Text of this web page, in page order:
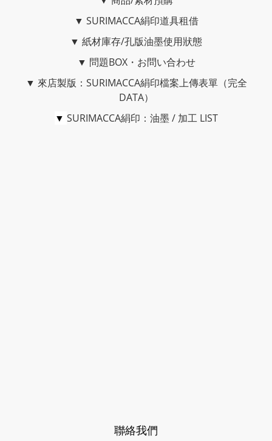
▼ SURIMACCA絹印道具租借
▼ 紙材庫存/孔版油墨使用狀態
▼ 問題BOX・お問い合わせ
▼ 來店製版：SURIMACCA絹印檔案上傳表單（完全
DATA）
▼ SURIMACCA絹印：油墨 / 加工 LIST
聯絡我們